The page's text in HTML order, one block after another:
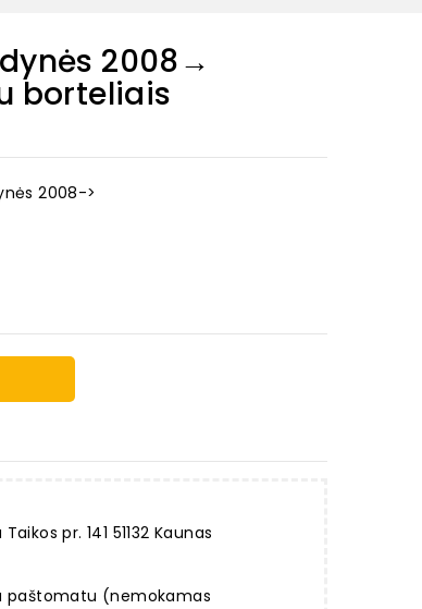
2008→
borteliais
2008->
pr. 141 51132 Kaunas
paštomatu (nemokamas